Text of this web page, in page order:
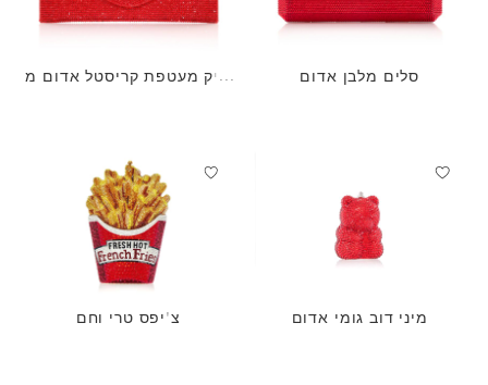
סלים מלבן אדום
תיק מעטפת קריסטל אדום מ
מיני דוב גומי אדום צ'יפס טרי וחם